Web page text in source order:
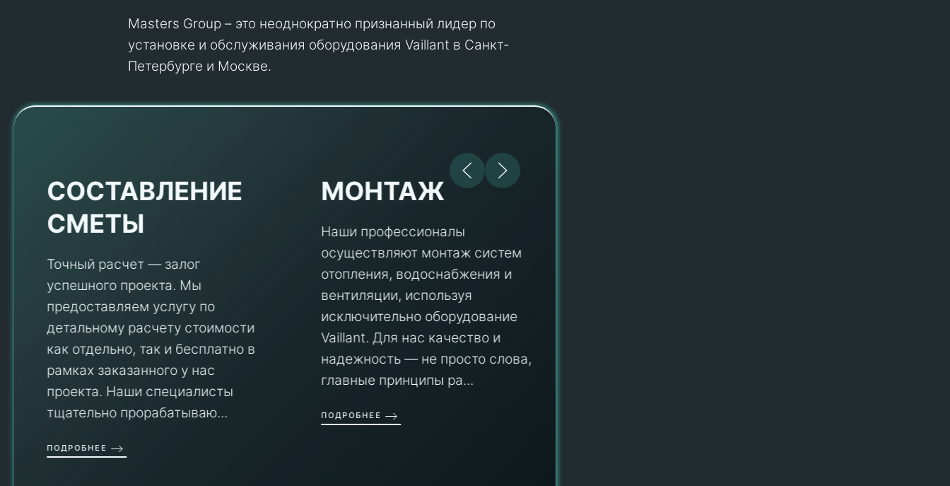
Masters Group – это неоднократно признанный лидер по
установке и обслуживания оборудования Vaillant в Санкт-
Петербурге и Москве.
СОСТАВЛЕНИЕ
СМЕТЫ
Точный расчет — залог
успешного проекта. Мы
предоставляем услугу по
детальному расчету стоимости
как отдельно, так и бесплатно в
рамках заказанного у нас
проекта. Наши специалисты
тщательно прорабатываю...
ПОДРОБНЕЕ
МОНТАЖ
Наши профессионалы
осуществляют монтаж систем
отопления, водоснабжения и
вентиляции, используя
исключительно оборудование
Vaillant. Для нас качество и
надежность — не просто слова, а
главные принципы ра...
ПОДРОБНЕЕ